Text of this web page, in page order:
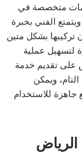
متخصصة في
الفني بخبرة
تركيبها بشكل متين
لتسهيل عملية
على تقديم خدمة
ويمكن
جاهزة للاستخدام